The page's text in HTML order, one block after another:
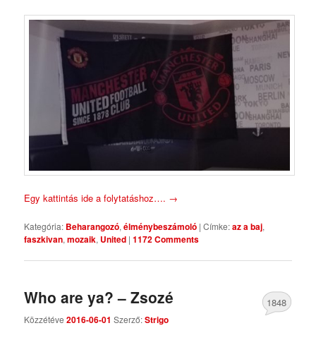
Egy kattintás ide a folytatáshoz…. →
Kategória: Beharangozó,élménybeszámoló |Címke:az a baj,
faszkivan,mozaik, United |1172 Comments
Who are ya? – Zsozé
Közzétéve2016-06-01 Szerző:Strigo
1848